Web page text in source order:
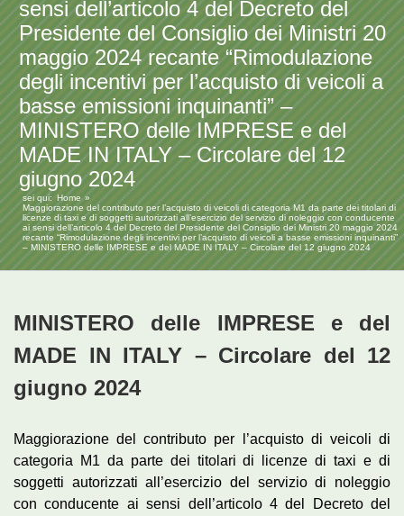
sensi dell’articolo 4 del Decreto del
Presidente del Consiglio dei Ministri 20
maggio 2024 recante “Rimodulazione
degli incentivi per l’acquisto di veicoli a
basse emissioni inquinanti” –
MINISTERO delle IMPRESE e del
MADE IN ITALY – Circolare del 12
giugno 2024
sei qui:
Home
Maggiorazione del contributo per l’acquisto di veicoli di categoria M1 da parte dei titolari di
licenze di taxi e di soggetti autorizzati all’esercizio del servizio di noleggio con conducente
ai sensi dell’articolo 4 del Decreto del Presidente del Consiglio dei Ministri 20 maggio 2024
recante “Rimodulazione degli incentivi per l’acquisto di veicoli a basse emissioni inquinanti”
– MINISTERO delle IMPRESE e del MADE IN ITALY – Circolare del 12 giugno 2024
MINISTERO delle IMPRESE e del
MADE IN ITALY – Circolare del 12
giugno 2024
Maggiorazione del contributo per l’acquisto di veicoli di
categoria M1 da parte dei titolari di licenze di taxi e di
soggetti autorizzati all’esercizio del servizio di noleggio
con conducente ai sensi dell’articolo 4 del Decreto del